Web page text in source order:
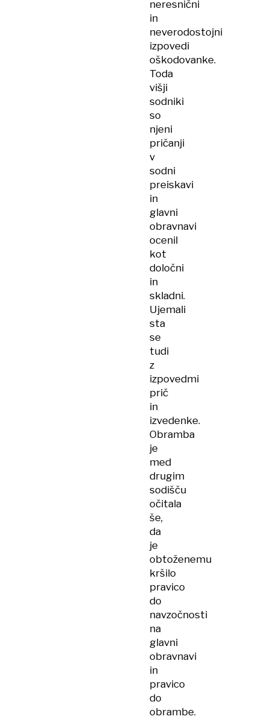
neresnični
in
neverodostojni
izpovedi
oškodovanke.
Toda
višji
sodniki
so
njeni
pričanji
v
sodni
preiskavi
in
glavni
obravnavi
ocenil
kot
določni
in
skladni.
Ujemali
sta
se
tudi
z
izpovedmi
prič
in
izvedenke.
Obramba
je
med
drugim
sodišču
očitala
še,
da
je
obtoženemu
kršilo
pravico
do
navzočnosti
na
glavni
obravnavi
in
pravico
do
obrambe.